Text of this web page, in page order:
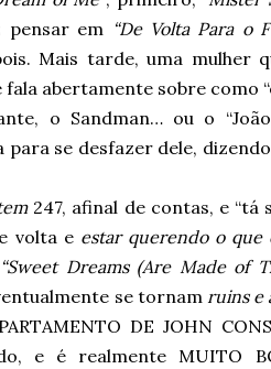
pensar em “De Volta Para o
Mais tarde, uma mulher
fala abertamente sobre como
o Sandman… ou o “João
para se desfazer dele,
247, afinal de contas, e “tá
volta e estar querendo o que
“Sweet Dreams (Are Made of
se tornamruins e
DE JOHN
e é realmente MUITO